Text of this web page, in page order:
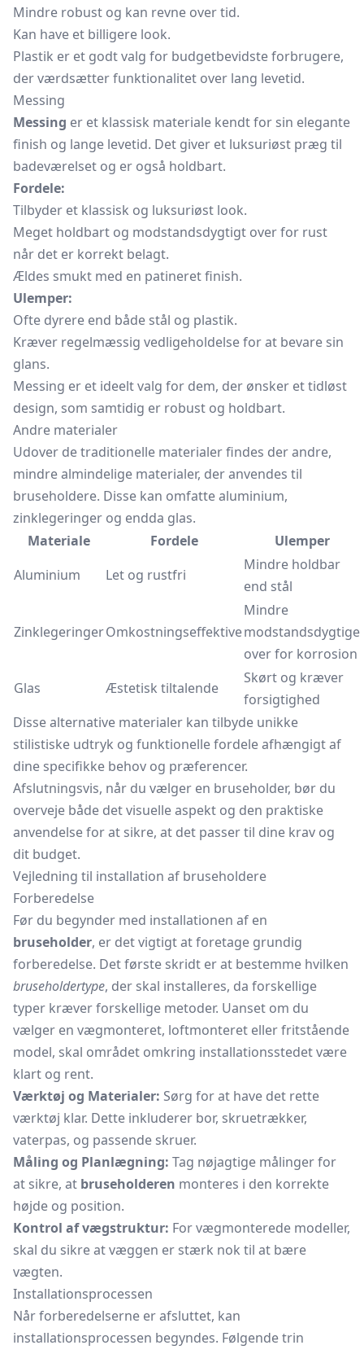
Mindre robust og kan revne over tid.
Kan have et billigere look.
Plastik er et godt valg for budgetbevidste forbrugere,
der værdsætter funktionalitet over lang levetid.
Messing
Messing er et klassisk materiale kendt for sin elegante
finish og lange levetid. Det giver et luksuriøst præg til
badeværelset og er også holdbart.
Fordele:
Tilbyder et klassisk og luksuriøst look.
Meget holdbart og modstandsdygtigt over for rust
når det er korrekt belagt.
Ældes smukt med en patineret finish.
Ulemper:
Ofte dyrere end både stål og plastik.
Kræver regelmæssig vedligeholdelse for at bevare sin
glans.
Messing er et ideelt valg for dem, der ønsker et tidløst
design, som samtidig er robust og holdbart.
Andre materialer
Udover de traditionelle materialer findes der andre,
mindre almindelige materialer, der anvendes til
bruseholdere. Disse kan omfatte aluminium,
zinklegeringer og endda glas.
Materiale
Fordele
Ulemper
Aluminium
Let og rustfri
Mindre holdbar
end stål
ZinklegeringerOmkostningseffektive
Mindre
modstandsdygtige
over for korrosion
Glas
Æstetisk tiltalende
Skørt og kræver
forsigtighed
Disse alternative materialer kan tilbyde unikke
stilistiske udtryk og funktionelle fordele afhængigt af
dine specifikke behov og præferencer.
Afslutningsvis, når du vælger en bruseholder, bør du
overveje både det visuelle aspekt og den praktiske
anvendelse for at sikre, at det passer til dine krav og
dit budget.
Vejledning til installation af bruseholdere
Forberedelse
Før du begynder med installationen af en
bruseholder, er det vigtigt at foretage grundig
forberedelse. Det første skridt er at bestemme hvilken
bruseholdertype, der skal installeres, da forskellige
typer kræver forskellige metoder. Uanset om du
vælger en vægmonteret, loftmonteret eller fritstående
model, skal området omkring installationsstedet være
klart og rent.
Værktøj og Materialer: Sørg for at have det rette
værktøj klar. Dette inkluderer bor, skruetrækker,
vaterpas, og passende skruer.
Måling og Planlægning: Tag nøjagtige målinger for
at sikre, at bruseholderen monteres i den korrekte
højde og position.
Kontrol af vægstruktur: For vægmonterede modeller,
skal du sikre at væggen er stærk nok til at bære
vægten.
Installationsprocessen
Når forberedelserne er afsluttet, kan
installationsprocessen begyndes. Følgende trin